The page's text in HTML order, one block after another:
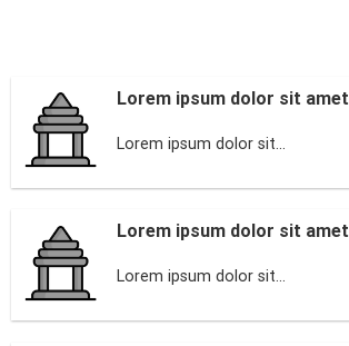
Lorem ipsum dolor sit amet
Lorem ipsum dolor sit...
Lorem ipsum dolor sit amet
Lorem ipsum dolor sit...